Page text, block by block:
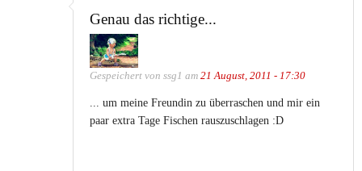
Genau das richtige...
Gespeichert von ssg1 am 21 August, 2011 - 17:30
... um meine Freundin zu überraschen und mir ein
paar extra Tage Fischen rauszuschlagen :D